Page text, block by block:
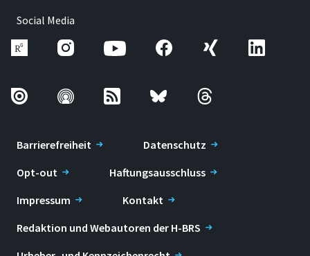
Social Media
Barrierefreiheit
Datenschutz
Opt-out
Haftungsausschluss
Impressum
Kontakt
Redaktion und Webautoren der H-BRS